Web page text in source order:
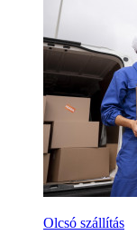
Olcsó szállítás